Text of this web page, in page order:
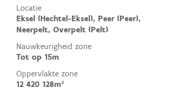
Locatie
Eksel (Hechtel-Eksel), Peer (Peer),
Neerpelt, Overpelt (Pelt)
Nauwkeurigheid zone
Tot op 15m
Oppervlakte zone
12 420 128m²